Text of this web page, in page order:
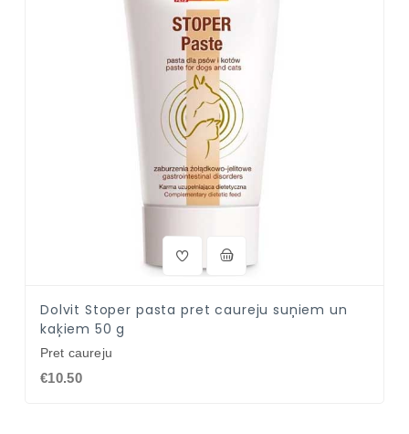
Dolvit Stoper pasta pret caureju suņiem un
kaķiem 50 g
Pret caureju
€10.50